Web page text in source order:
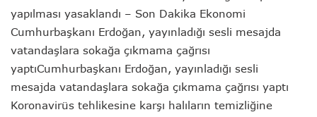
yapılması yasaklandı – Son Dakika Ekonomi
Cumhurbaşkanı Erdoğan, yayınladığı sesli mesajda
vatandaşlara sokağa çıkmama çağrısı
yaptıCumhurbaşkanı Erdoğan, yayınladığı sesli
mesajda vatandaşlara sokağa çıkmama çağrısı yaptı
Koronavirüs tehlikesine karşı halıların temizliğine